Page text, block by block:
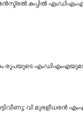
കപ്പിൽ എംഡിഎംഎ
രൂപയുടെ
വി മുരളീധരന്‍